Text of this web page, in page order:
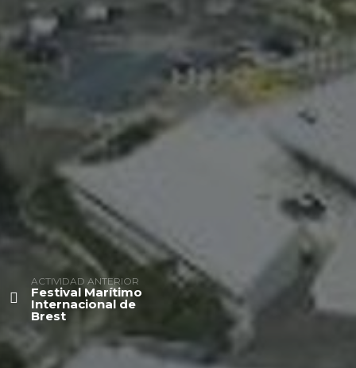
ACTIVIDAD ANTERIOR
Festival Marítimo
Internacional de
Brest